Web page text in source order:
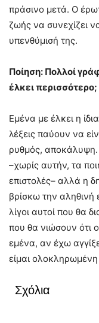
πράσινο μετά. Ο
ζωής να συνεχίζει
υπενθύμισή της.
Ποίηση: Πολλοί
έλκει περισσότερο;
Εμένα με έλκει η
λέξεις παύουν να
ρυθμός, αποκάλυψη.
–χωρίς αυτήν, τα
επιστολές– αλλά η
βρίσκω την αληθινή
λίγοι αυτοί που θα
που θα νιώσουν ότι
εμένα, αν έχω
είμαι
Σχόλια